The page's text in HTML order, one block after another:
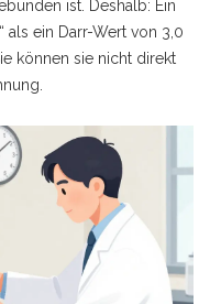
ist. Deshalb: Ein
als ein Darr-Wert von 3,0
können sie nicht direkt